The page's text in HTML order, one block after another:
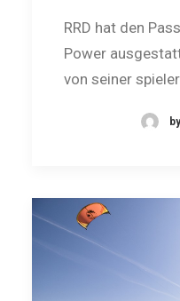
RRD hat den
Power
von seiner